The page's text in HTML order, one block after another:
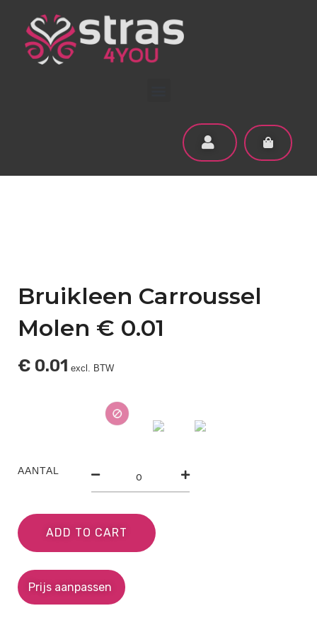
Bruikleen Carroussel
Molen € 0.01
€ 0.01 excl. BTW
AANTAL
ADD TO CART
Prijs aanpassen